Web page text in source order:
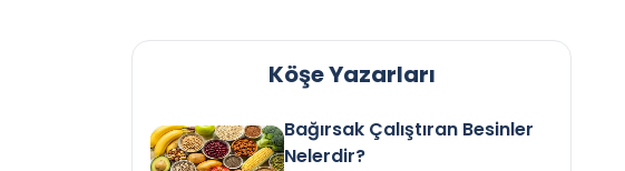
Köşe Yazarları
Bağırsak Çalıştıran Besinler
Nelerdir?